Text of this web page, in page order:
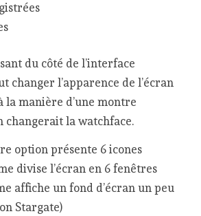
du côté de l’interface
changer l’apparence de l’écran
la manière d’une montre
changerait la watchface.
option présente 6 icones
divise l’écran en 6 fenêtres
affiche un fond d’écran un peu
Stargate)